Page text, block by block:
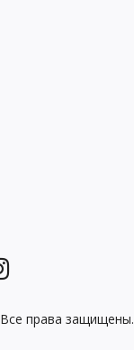
Все права защищены.